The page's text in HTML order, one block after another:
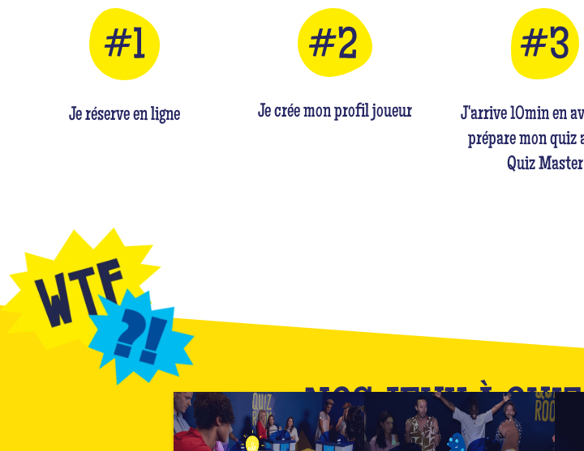
Je réserve en ligne Je crée mon profil joueur
J'arrive 10min en
prépare mon quiz
Quiz Master
NOS JEUX ÀCeci n'est qu'un apercu de